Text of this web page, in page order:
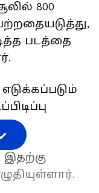
800
படத்தை
இதற்கு